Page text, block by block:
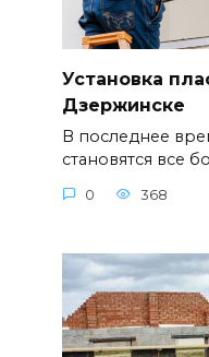
Установка
Дзержинске
В последнее
становятся все
0 368